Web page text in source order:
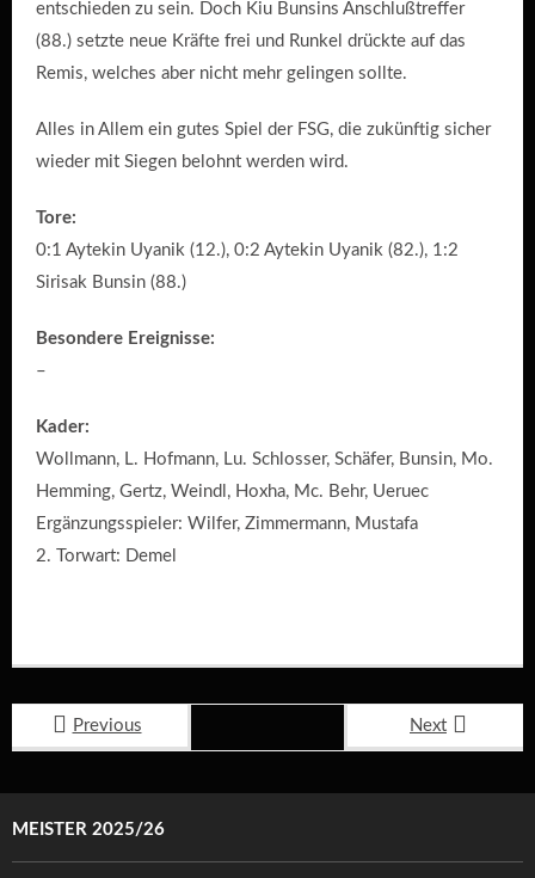
entschieden zu sein. Doch Kiu Bunsins Anschlußtreffer
(88.) setzte neue Kräfte frei und Runkel drückte auf das
Remis, welches aber nicht mehr gelingen sollte.
Alles in Allem ein gutes Spiel der FSG, die zukünftig sicher
wieder mit Siegen belohnt werden wird.
Tore:
0:1 Aytekin Uyanik (12.), 0:2 Aytekin Uyanik (82.), 1:2
Sirisak Bunsin (88.)
Besondere Ereignisse:
–
Kader:
Wollmann, L. Hofmann, Lu. Schlosser, Schäfer, Bunsin, Mo.
Hemming, Gertz, Weindl, Hoxha, Mc. Behr, Ueruec
Ergänzungsspieler: Wilfer, Zimmermann, Mustafa
2. Torwart: Demel
Previous Next
MEISTER 2025/26